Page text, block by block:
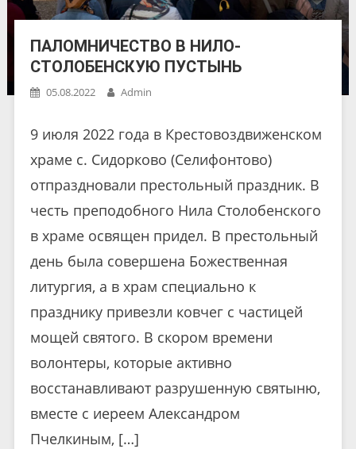
ПАЛОМНИЧЕСТВО В НИЛО-
СТОЛОБЕНСКУЮ ПУСТЫНЬ
05.08.2022 Admin
9 июля 2022 года в Крестовоздвиженском
храме с. Сидорково (Селифонтово)
отпраздновали престольный праздник. В
честь преподобного Нила Столобенского
в храме освящен придел. В престольный
день была совершена Божественная
литургия, а в храм специально к
празднику привезли ковчег с частицей
мощей святого. В скором времени
волонтеры, которые активно
восстанавливают разрушенную святыню,
вместе с иереем Александром
Пчелкиным, […]